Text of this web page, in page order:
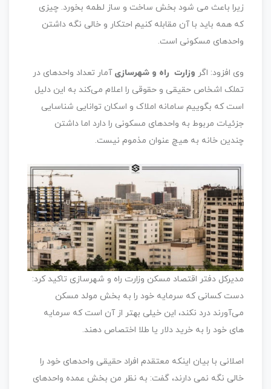
زیرا باعث می شود بخش ساخت و ساز لطمه بخورد. چیزی
که همه باید با آن مقابله کنیم احتکار و خالی نگه داشتن
واحدهای مسکونی است.
وی افزود: اگر وزارت راه و شهرسازی آمار تعداد واحدهای در
تملک اشخاص حقیقی و حقوقی را اعلام می‌کند به این دلیل
است که بگوییم سامانه املاک و اسکان توانایی شناسایی
جزئیات مربوط به واحدهای مسکونی را دارد اما داشتن
چندین خانه به هیچ عنوان مذموم نیست.
مدیرکل دفتر اقتصاد مسکن وزارت راه و شهرسازی تاکید کرد:
دست کسانی که سرمایه خود را به بخش مولد مسکن
می‌آورند درد نکند، این خیلی بهتر از آن است که سرمایه
های خود را به خرید دلار یا طلا اختصاص دهند.
اصلانی با بیان اینکه معتقدم افراد حقیقی واحدهای خود را
خالی نگه نمی دارند، گفت: به نظر من بخش عمده واحدهای